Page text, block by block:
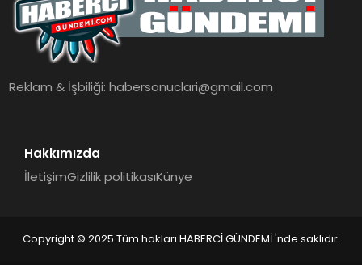
Reklam & İşbiliği:habersonuclari@gmail.com
Hakkımızda
İletişimGizlilik politikasıKünye
Copyright © 2025 Tüm hakları HABERCİ GÜNDEMİ 'nde saklıdır.